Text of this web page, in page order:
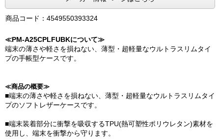
商品コード：4549550393324
≪PM-A25CPLFUBKについて≫
端末の薄さや軽さを損ねない、薄型・超軽量なウルトラスリムタイ
プの手帳型ケースです。
≪商品の概要≫
■端末の薄さや軽さを損ねない、薄型・超軽量なウルトラスリムタイ
プのソフトレザーケースです。
■端末装着部分に衝撃を吸収するTPU(熱可塑性ポリウレタン)素材を
使用し、端末を衝撃から守ります。